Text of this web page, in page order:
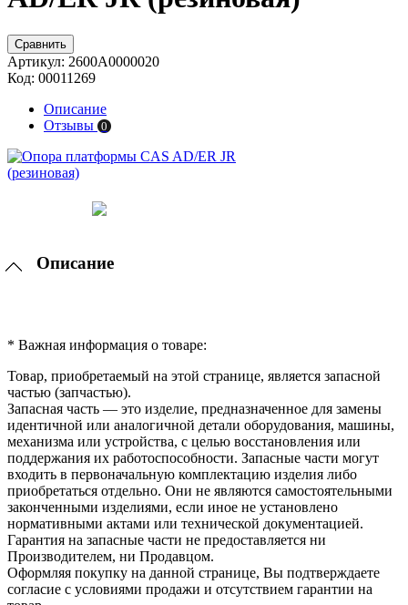
Сравнить
Артикул: 2600A0000020
Код: 00011269
Описание
Отзывы 0
Описание
* Важная информация о товаре:
Товар, приобретаемый на этой странице, является запасной
частью (запчастью).
Запасная часть — это изделие, предназначенное для замены
идентичной или аналогичной детали оборудования, машины,
механизма или устройства, с целью восстановления или
поддержания их работоспособности. Запасные части могут
входить в первоначальную комплектацию изделия либо
приобретаться отдельно. Они не являются самостоятельными
законченными изделиями, если иное не установлено
нормативными актами или технической документацией.
Гарантия на запасные части не предоставляется ни
Производителем, ни Продавцом.
Оформляя покупку на данной странице, Вы подтверждаете
согласие с условиями продажи и отсутствием гарантии на